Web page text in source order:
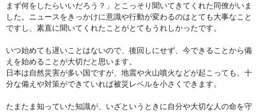
まず何をしたらいいだろう？」とこっそり聞いてきてくれた同僚がいま
した。ニュースをきっかけに意識や行動が変わるのはとても大事なこと
ですし、素直に聞いてくれたことがとてもうれしかったです。
いつ始めても遅いことはないので、後回しにせず、今できることから備
えを始めることが大切だと思います。
日本は自然災害が多い国ですが、地震や火山噴火などが起こっても、十
分な備えや対策ができていれば被災レベルを小さくできます。
たまたま知っていた知識が、いざというときに自分や大切な人の命を守